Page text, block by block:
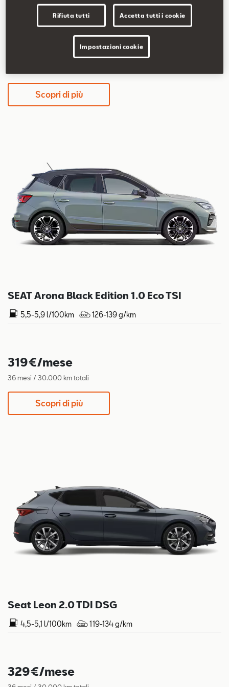
5,2-5,8 l/100km 117-131 g/km
339€/mese
Scopri di più
SEAT Arona Black Edition 1.0 Eco TSI
5,5-5,9 l/100km 126-139 g/km
319€/mese
36 mesi / 30.000 km totali
Scopri di più
Seat Leon 2.0 TDI DSG
4,5-5,1 l/100km 119-134 g/km
329€/mese
Rifiuta tutti Accetta tutti i cookie
Impostazioni cookie